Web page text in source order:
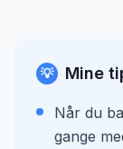
💡 Mine
Når du
gange